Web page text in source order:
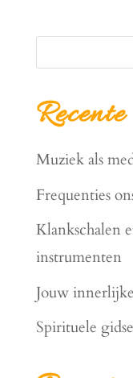
Muziek als
Frequenties
Klankschalen
instrumenten
Jouw
Spirituele